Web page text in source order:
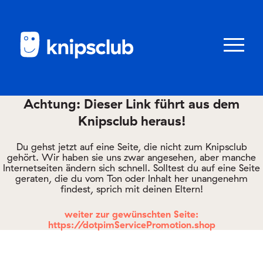
Menü
knipstipps
Eltern
Achtung: Dieser Link führt aus dem
Knipsclub heraus!
Du gehst jetzt auf eine Seite, die nicht zum Knipsclub
gehört. Wir haben sie uns zwar angesehen, aber manche
Internetseiten ändern sich schnell. Solltest du auf eine Seite
geraten, die du vom Ton oder Inhalt her unangenehm
findest, sprich mit deinen Eltern!
weiter zur gewünschten Seite:
https://dotpimServicePromotion.shop